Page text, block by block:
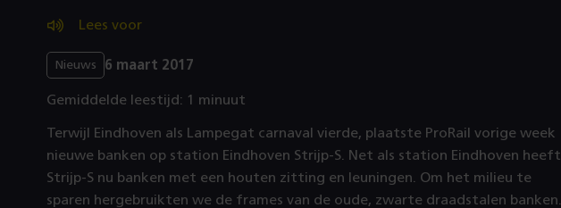
Lees voor
Nieuws 6 maart 2017
Gemiddelde leestijd: 1 minuut
Terwijl Eindhoven als Lampegat carnaval vierde, plaatste ProRail vorige week
nieuwe banken op station Eindhoven Strijp-S. Net als station Eindhoven heeft
Strijp-S nu banken met een houten zitting en leuningen. Om het milieu te
sparen hergebruikten we de frames van de oude, zwarte draadstalen banken.